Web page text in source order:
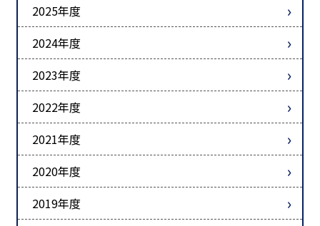
2025年度
2024年度
2023年度
2022年度
2021年度
2020年度
2019年度